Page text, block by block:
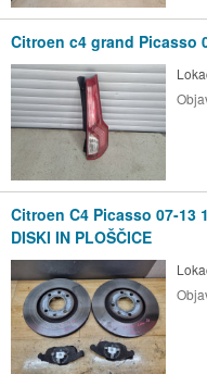
Citroen c4 grand Picasso
Citroen C4 Picasso 07-13
DISKI IN PLOŠČICE